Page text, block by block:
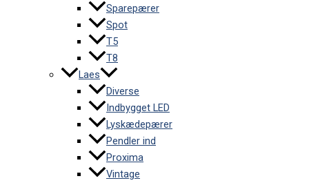
Sparepærer
Spot
T5
T8
Laes
Diverse
Indbygget LED
Lyskædepærer
Pendler ind
Proxima
Vintage